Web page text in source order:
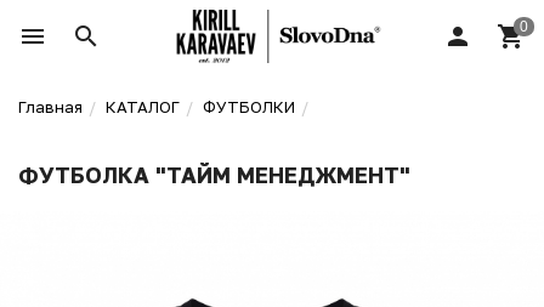
Главная КАТАЛОГ ФУТБОЛКИ
ФУТБОЛКА "ТАЙМ МЕНЕДЖМЕНТ"